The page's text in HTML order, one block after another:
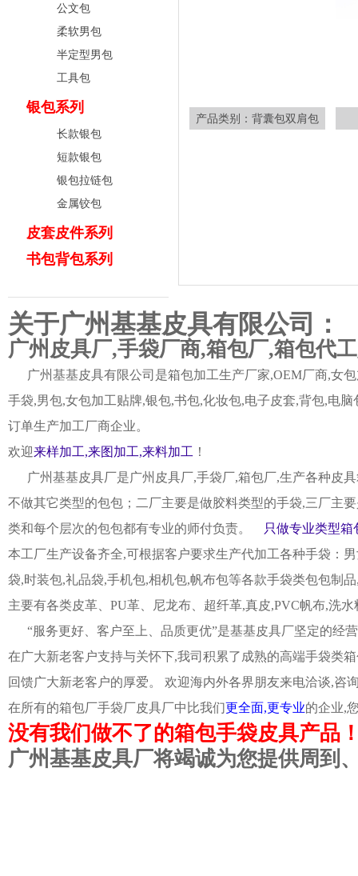
公文包
柔软男包
半定型男包
工具包
银包系列
长款银包
短款银包
银包拉链包
金属铰包
皮套皮件系列
书包背包系列
产品类别：背囊包双肩包
关于广州基基皮具有限公司：
广州皮具厂,手袋厂商,箱包厂,箱包代
广州基基皮具有限公司是箱包加工生产厂家,OEM厂商,女
手袋,男包,女包加工贴牌,银包,书包,化妆包,电子皮套,背包,电
订单生产加工厂商企业。
欢迎来样加工,来图加工,来料加工 ！
广州基基皮具厂是广州皮具厂,手袋厂,箱包厂,生产各种皮
不做其它类型的包包；二厂主要是做胶料类型的手袋,三厂主
类和每个层次的包包都有专业的师付负责。
只做专业类型箱
本工厂生产设备齐全,可根据客户要求生产代加工各种手袋：
袋,时装包,礼品袋,手机包,相机包,帆布包等各款手袋类包包制
主要有各类皮革、PU革、尼龙布、超纤革,真皮,PVC帆布,洗
“服务更好、客户至上、品质更优”是基基皮具厂坚定的经
在广大新老客户支持与关怀下,我司积累了成熟的高端手袋类
回馈广大新老客户的厚爱。 欢迎海内外各界朋友来电洽谈,咨
在所有的箱包厂手袋厂皮具厂中比我们更全面,更专业的企业,
没有我们做不了的箱包手袋皮具产品
广州基基皮具厂将竭诚为您提供周到